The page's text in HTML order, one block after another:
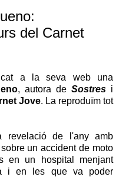
del Carnet
a la seva web una
, autora deSostres i
Jove. La reproduïm tot
revelació de l'any amb
un accident de moto
en un hospital menjant
i en les que va poder